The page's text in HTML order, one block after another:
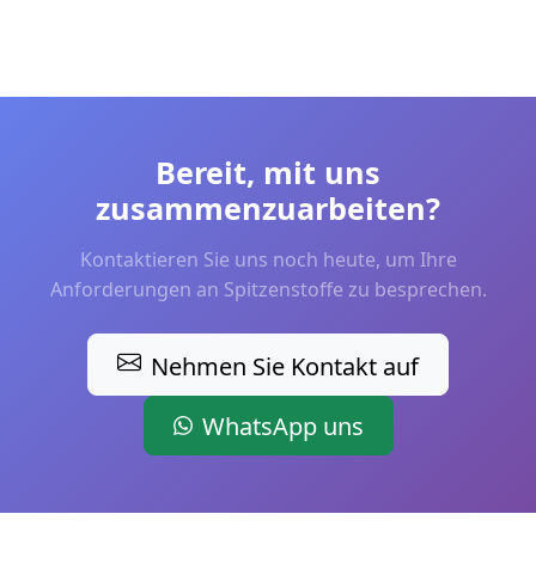
Bereit, mit uns
zusammenzuarbeiten?
Kontaktieren Sie uns noch heute, um Ihre
Anforderungen an Spitzenstoffe zu besprechen.
Nehmen Sie Kontakt auf
WhatsApp uns